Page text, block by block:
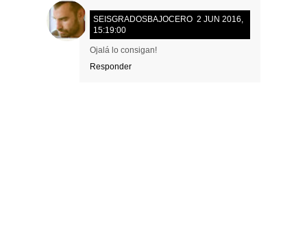
SEISGRADOSBAJOCERO 2 JUN 2016,
15:19:00
Ojalá lo consigan!
Responder